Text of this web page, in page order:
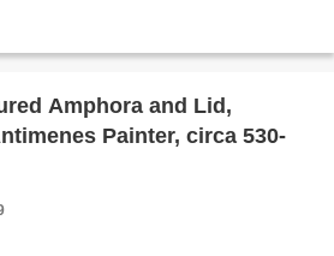
Amphora and Lid,
Painter, circa 530-